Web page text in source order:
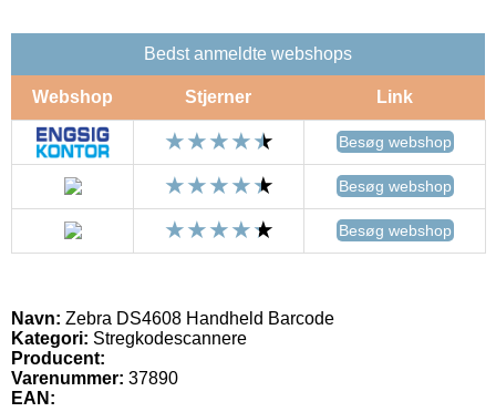
Bedst anmeldte webshops
Webshop Stjerner Link
Besøg webshop
Besøg webshop
Besøg webshop
Navn: Zebra DS4608 Handheld Barcode
Kategori: Stregkodescannere
Producent:
Varenummer: 37890
EAN: